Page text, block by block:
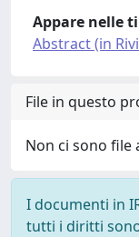
Appare nelle
Abstract (in
File in questo
Non ci sono file
I documenti in
tutti i diritti